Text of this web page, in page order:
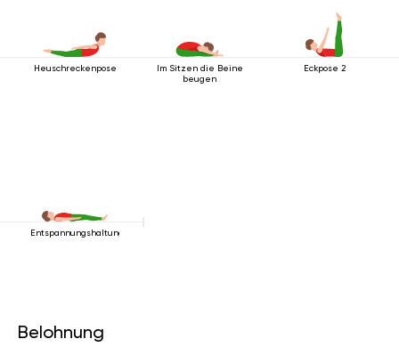
Heuschreckenpose
Im Sitzen die Beine
beugen
Eckpose 2
Entspannungshaltung
Belohnung